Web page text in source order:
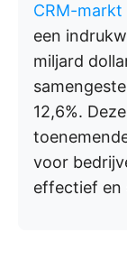
CRM-markt
een
miljard
12,6%.
voor
effectief en